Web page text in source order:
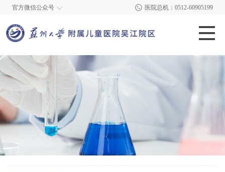
官方微信公众号 医院总机：0512-60905199